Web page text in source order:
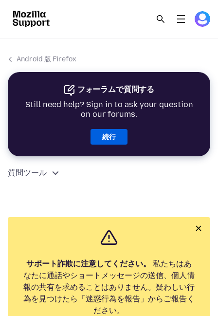
Android 版 Firefox
フォーラムで質問する
Still need help? Sign in to ask your question
on our forums.
続行
質問ツール
サポート詐欺に注意してください。
私たちはあ
なたに通話やショートメッセージの送信、個人情
報の共有を求めることはありません。疑わしい行
為を見つけたら「迷惑行為を報告」からご報告く
ださい。